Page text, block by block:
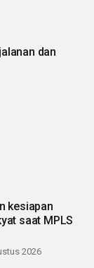
dan
kesiapan
saat MPLS
2026